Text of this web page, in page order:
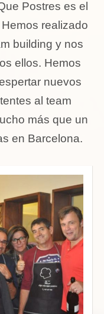
Postres es el
realizado
building y nos
ellos. Hemos
nuevos
al team
más que un
en Barcelona.